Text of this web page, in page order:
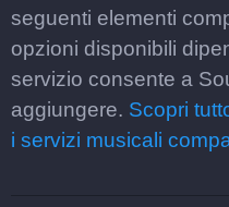
seguenti elementi
opzioni disponibili
servizio consente a
aggiungere. Scopri
i servizi musicali